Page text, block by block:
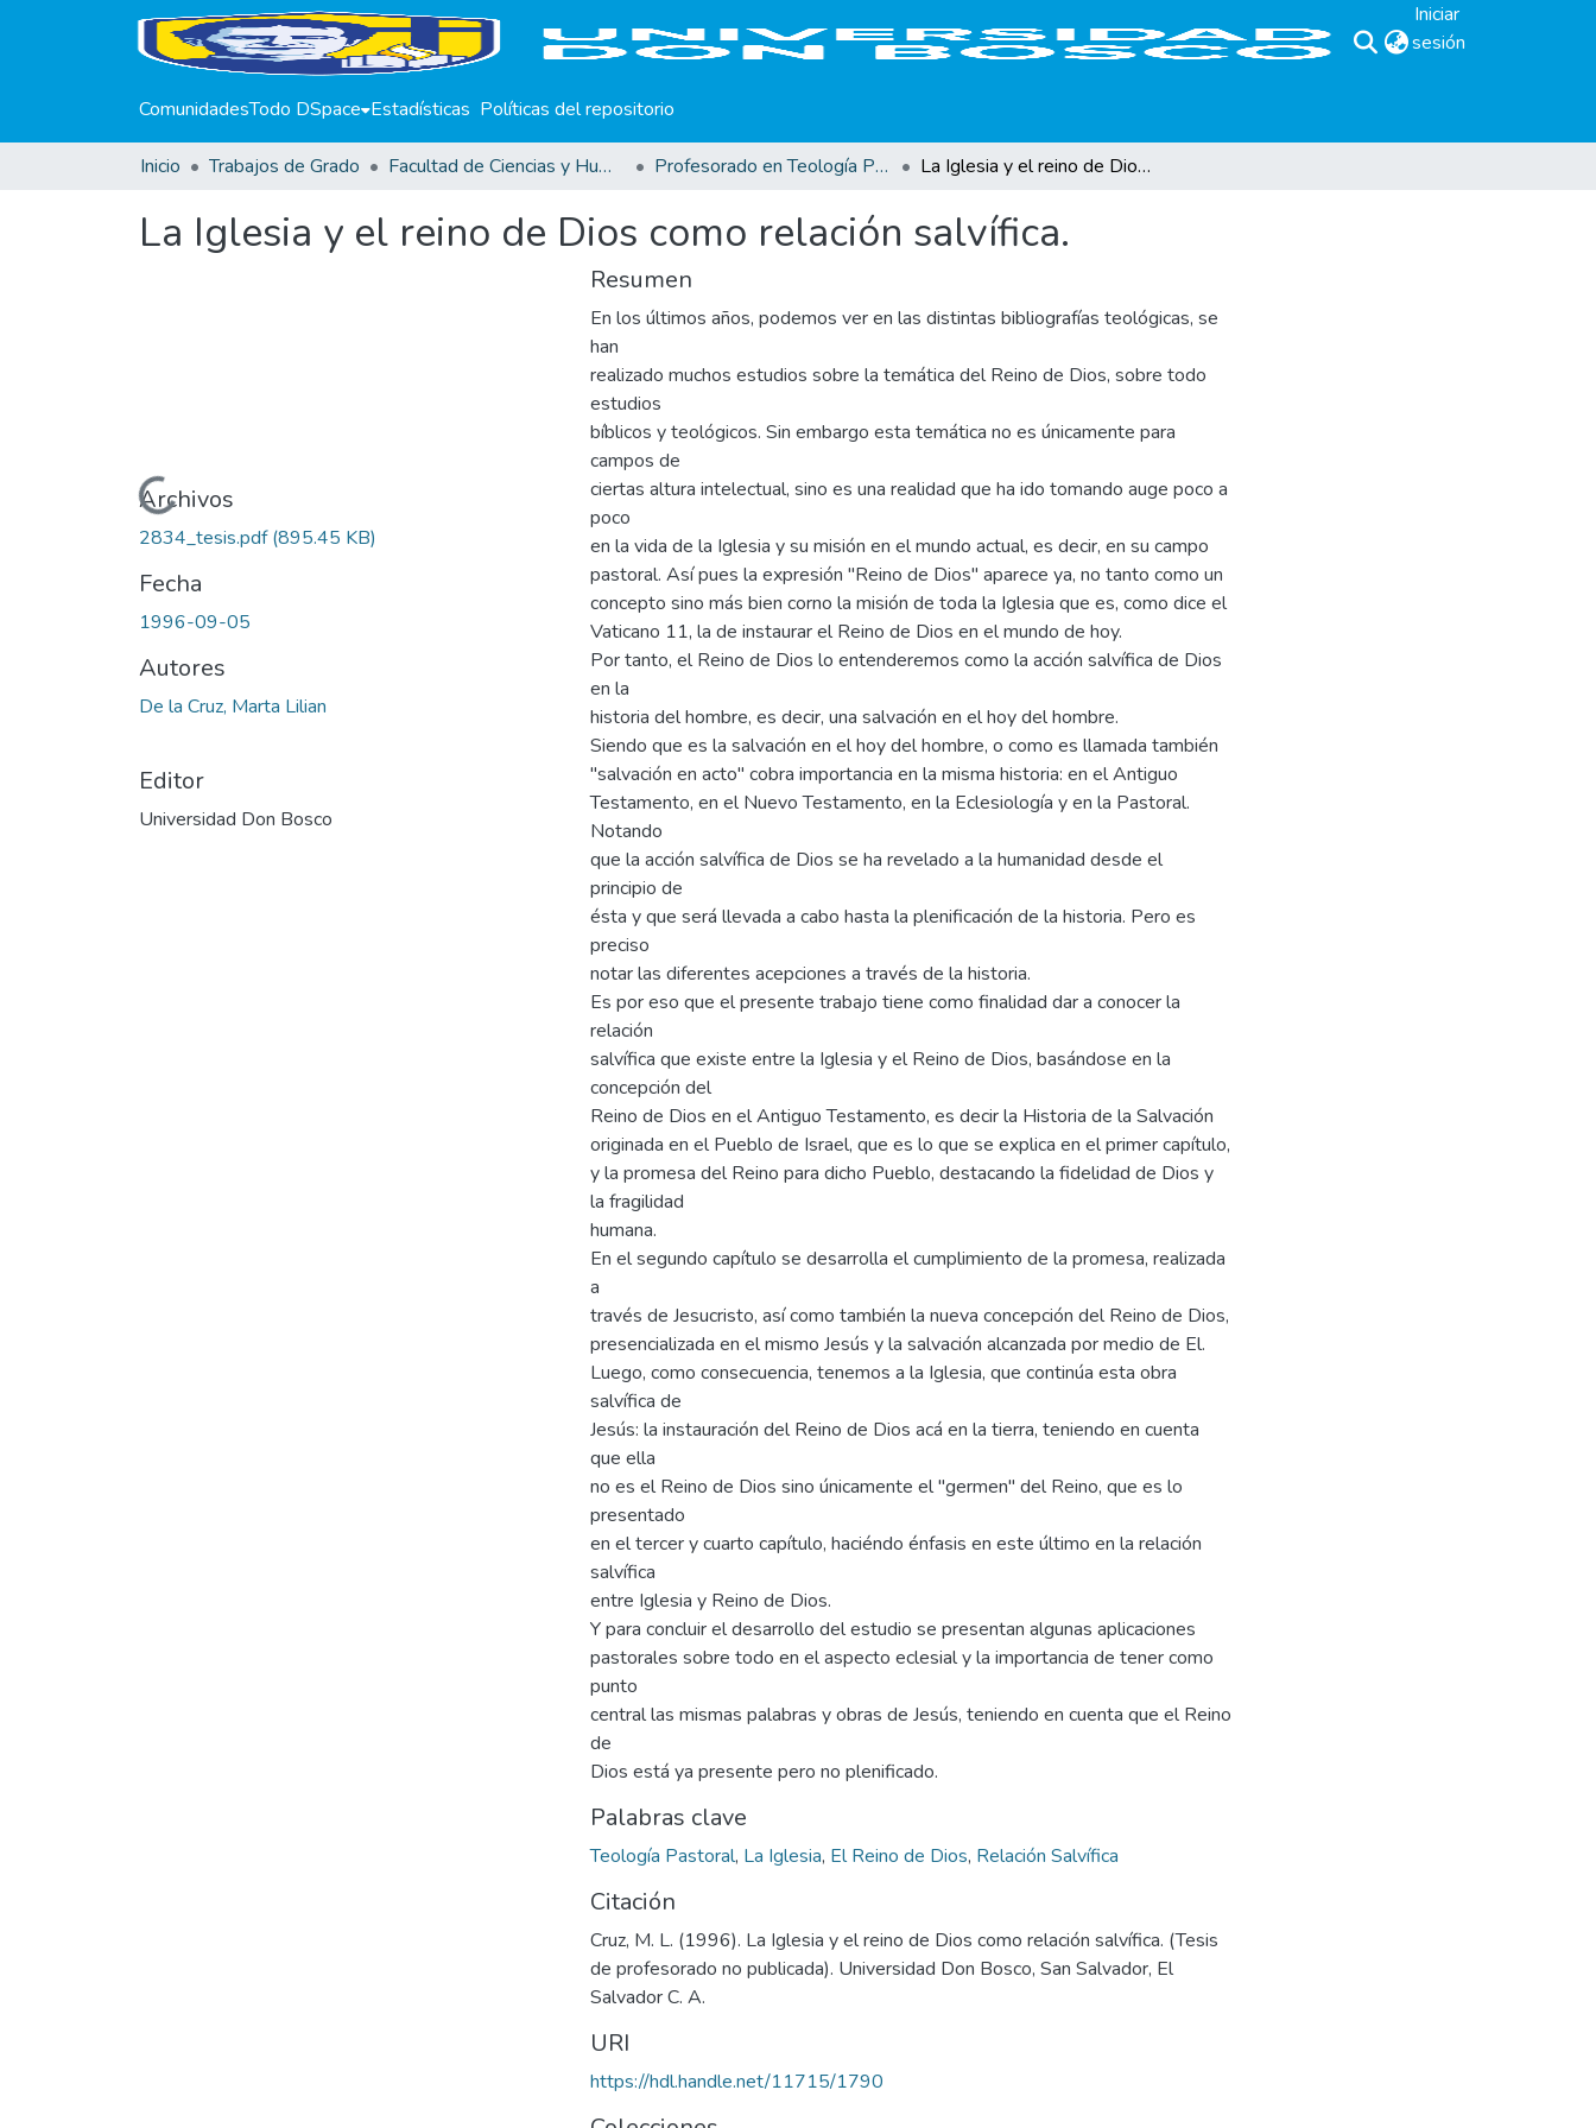
Iniciar
sesión
ComunidadesTodo DSpace Estadísticas Políticas del repositorio
Inicio Trabajos de Grado Facultad de Ciencias y Humanidades Profesorado en Teología Pastoral La Iglesia y el reino de Dios como relación salvífica.
La Iglesia y el reino de Dios como relación salvífica.
Cargando...
Archivos
2834_tesis.pdf(895.45 KB)
Fecha
1996-09-05
Autores
De la Cruz, Marta Lilian
Editor
Universidad Don Bosco
Resumen
En los últimos años, podemos ver en las distintas bibliografías teológicas, se
han
realizado muchos estudios sobre la temática del Reino de Dios, sobre todo
estudios
bíblicos y teológicos. Sin embargo esta temática no es únicamente para
campos de
ciertas altura intelectual, sino es una realidad que ha ido tomando auge poco a
poco
en la vida de la Iglesia y su misión en el mundo actual, es decir, en su campo
pastoral. Así pues la expresión "Reino de Dios" aparece ya, no tanto como un
concepto sino más bien corno la misión de toda la Iglesia que es, como dice el
Vaticano 11, la de instaurar el Reino de Dios en el mundo de hoy.
Por tanto, el Reino de Dios lo entenderemos como la acción salvífica de Dios
en la
historia del hombre, es decir, una salvación en el hoy del hombre.
Siendo que es la salvación en el hoy del hombre, o como es llamada también
"salvación en acto" cobra importancia en la misma historia: en el Antiguo
Testamento, en el Nuevo Testamento, en la Eclesiología y en la Pastoral.
Notando
que la acción salvífica de Dios se ha revelado a la humanidad desde el
principio de
ésta y que será llevada a cabo hasta la plenificación de la historia. Pero es
preciso
notar las diferentes acepciones a través de la historia.
Es por eso que el presente trabajo tiene como finalidad dar a conocer la
relación
salvífica que existe entre la Iglesia y el Reino de Dios, basándose en la
concepción del
Reino de Dios en el Antiguo Testamento, es decir la Historia de la Salvación
originada en el Pueblo de Israel, que es lo que se explica en el primer capítulo,
y la promesa del Reino para dicho Pueblo, destacando la fidelidad de Dios y
la fragilidad
humana.
En el segundo capítulo se desarrolla el cumplimiento de la promesa, realizada
a
través de Jesucristo, así como también la nueva concepción del Reino de Dios,
presencializada en el mismo Jesús y la salvación alcanzada por medio de El.
Luego, como consecuencia, tenemos a la Iglesia, que continúa esta obra
salvífica de
Jesús: la instauración del Reino de Dios acá en la tierra, teniendo en cuenta
que ella
no es el Reino de Dios sino únicamente el "germen" del Reino, que es lo
presentado
en el tercer y cuarto capítulo, haciéndo énfasis en este último en la relación
salvífica
entre Iglesia y Reino de Dios.
Y para concluir el desarrollo del estudio se presentan algunas aplicaciones
pastorales sobre todo en el aspecto eclesial y la importancia de tener como
punto
central las mismas palabras y obras de Jesús, teniendo en cuenta que el Reino
de
Dios está ya presente pero no plenificado.
Palabras clave
Teología Pastoral, La Iglesia, El Reino de Dios, Relación Salvífica
Citación
Cruz, M. L. (1996). La Iglesia y el reino de Dios como relación salvífica. (Tesis
de profesorado no publicada). Universidad Don Bosco, San Salvador, El
Salvador C. A.
URI
https://hdl.handle.net/11715/1790